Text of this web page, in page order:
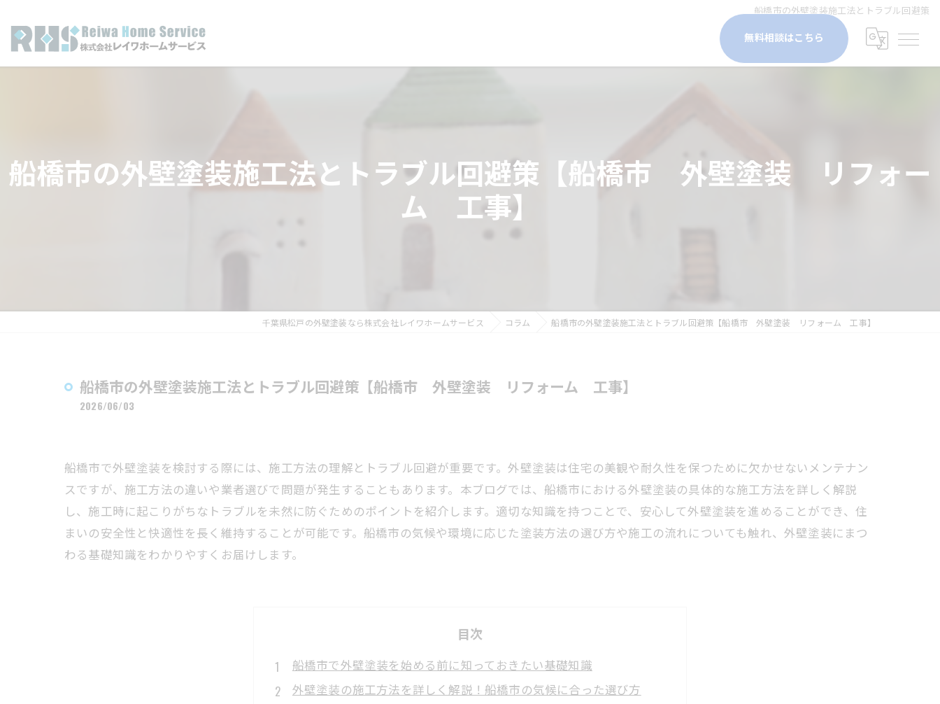
船橋市の外壁塗装施工法とトラブル回避策
無料相談はこちら
船橋市の外壁塗装施工法とトラブル回避策【船橋市 外壁塗装 リフォー
ム 工事】
千葉県松戸の外壁塗装なら株式会社レイワホームサービス コラム 船橋市の外壁塗装施工法とトラブル回避策【船橋市 外壁塗装 リフォーム 工事】
船橋市の外壁塗装施工法とトラブル回避策【船橋市 外壁塗装 リフォーム 工事】
2026/06/03
船橋市で外壁塗装を検討する際には、施工方法の理解とトラブル回避が重要です。外壁塗装は住宅の美観や耐久性を保つために欠かせないメンテナン
スですが、施工方法の違いや業者選びで問題が発生することもあります。本ブログでは、船橋市における外壁塗装の具体的な施工方法を詳しく解説
し、施工時に起こりがちなトラブルを未然に防ぐためのポイントを紹介します。適切な知識を持つことで、安心して外壁塗装を進めることができ、住
まいの安全性と快適性を長く維持することが可能です。船橋市の気候や環境に応じた塗装方法の選び方や施工の流れについても触れ、外壁塗装にまつ
わる基礎知識をわかりやすくお届けします。
目次
船橋市で外壁塗装を始める前に知っておきたい基礎知識
外壁塗装の施工方法を詳しく解説！船橋市の気候に合った選び方